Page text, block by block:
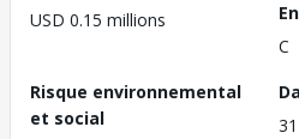
USD 0.15 millions
C
Risque environnemental
et social